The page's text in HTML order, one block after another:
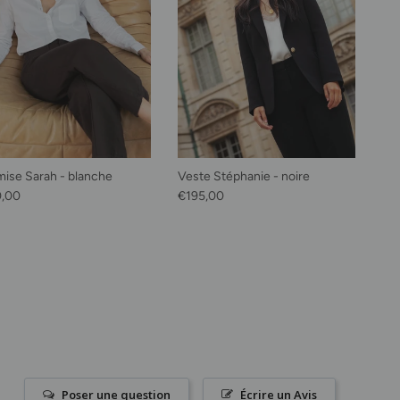
Sarah - blanche
Veste Stéphanie - noire
Prix habituel
€195,00
Écrire un Avis
Poser une question